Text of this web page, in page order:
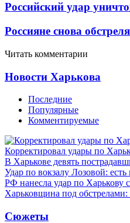
Российский удар
Россияне снова
Читать комментарии
Новости Харькова
Последние
Популярные
Комментируемые
Корректировал удары по
В Харькове девять
Удар по вокзалу Лозовой:
РФ нанесла удар по Харькову
Харьковщина под обстрелами:
Сюжеты